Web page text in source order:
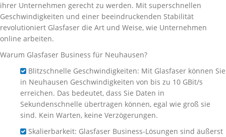
ihrer Unternehmen gerecht zu werden. Mit superschnellen
Geschwindigkeiten und einer beeindruckenden Stabilität
revolutioniert Glasfaser die Art und Weise, wie Unternehmen
online arbeiten.
Warum Glasfaser Business für Neuhausen?
Blitzschnelle Geschwindigkeiten: Mit Glasfaser können Sie
in Neuhausen Geschwindigkeiten von bis zu 10 GBit/s
erreichen. Das bedeutet, dass Sie Daten in
Sekundenschnelle übertragen können, egal wie groß sie
sind. Kein Warten, keine Verzögerungen.
Skalierbarkeit: Glasfaser Business-Lösungen sind äußerst